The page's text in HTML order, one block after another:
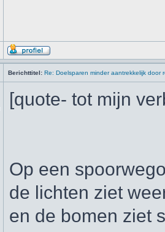
Berichttitel: Re: Doelsparen minder aantrekkelijk door
[quote- tot mijn
Op een
de lichten ziet
en de bomen ziet